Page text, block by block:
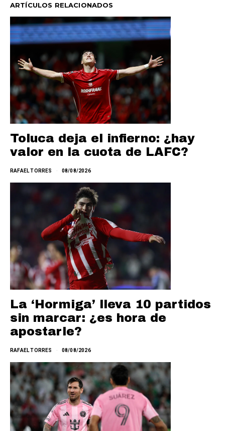
ARTÍCULOS RELACIONADOS
Toluca deja el infierno: ¿hay
valor en la cuota de LAFC?
RAFAEL TORRES 08/08/2026
La ‘Hormiga’ lleva 10 partidos
sin marcar: ¿es hora de
apostarle?
RAFAEL TORRES 08/08/2026